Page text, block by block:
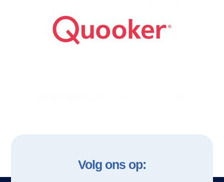
Volg ons op: